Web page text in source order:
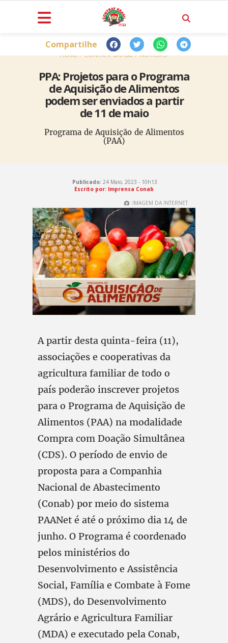
HOME CONTRAF BRASIL NOTÍCIAS
PPA: Projetos para o Programa
de Aquisição de Alimentos
podem ser enviados a partir
de 11 de maio
Programa de Aquisição de Alimentos
(PAA)
Compartilhe
Publicado: 24 Maio, 2023 - 10h13
Escrito por: Imprensa Conab
IMAGEM DA INTERNET
A partir desta quinta-feira (11),
associações e cooperativas da
agricultura familiar de todo o
país poderão inscrever projetos
para o Programa de Aquisição de
Alimentos (PAA) na modalidade
Compra com Doação Simultânea
(CDS). O período de envio de
proposta para a Companhia
Nacional de Abastecimento
(Conab) por meio do sistema
PAANet é até o próximo dia 14 de
junho. O Programa é coordenado
pelos ministérios do
Desenvolvimento e Assistência
Social, Família e Combate à Fome
(MDS), do Desenvolvimento
Agrário e Agricultura Familiar
(MDA) e executado pela Conab,